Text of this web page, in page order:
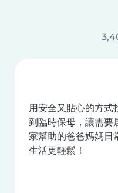
用安全又貼心的方式
到臨時保母，讓需要
家幫助的爸爸媽媽日
生活更輕鬆！